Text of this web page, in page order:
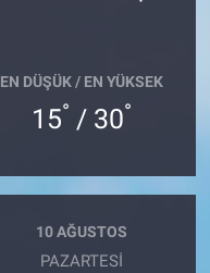
EN DÜŞÜK / EN YÜKSEK
15° / 30°
10 AĞUSTOS
PAZARTESI